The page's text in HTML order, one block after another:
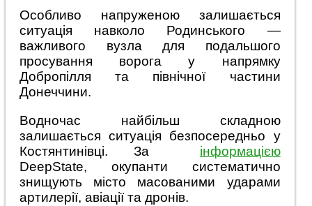
Особливо напруженою залишається
ситуація навколо Родинського —
важливого вузла для подальшого
просування ворога у напрямку
Добропілля та північної частини
Донеччини.
Водночас найбільш складною
залишається ситуація безпосередньо у
Костянтинівці. За інформацією
DeepState, окупанти систематично
знищують місто масованими ударами
артилерії, авіації та дронів.